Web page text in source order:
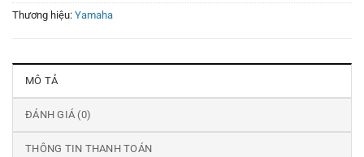
Thương hiệu: Yamaha
MÔ TẢ
ĐÁNH GIÁ (0)
THÔNG TIN THANH TOÁN